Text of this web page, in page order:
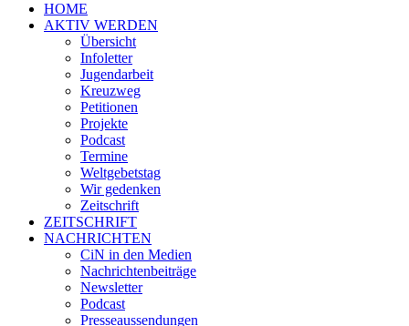
HOME
AKTIV WERDEN
Übersicht
Infoletter
Jugendarbeit
Kreuzweg
Petitionen
Projekte
Podcast
Termine
Weltgebetstag
Wir gedenken
Zeitschrift
ZEITSCHRIFT
NACHRICHTEN
CiN in den Medien
Nachrichtenbeiträge
Newsletter
Podcast
Presseaussendungen